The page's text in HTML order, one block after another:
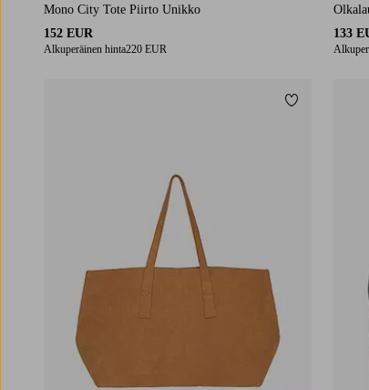
Mono City Tote Piirto Unikko
152 EUR
Alkuperäinen hinta220 EUR
133
Lisää